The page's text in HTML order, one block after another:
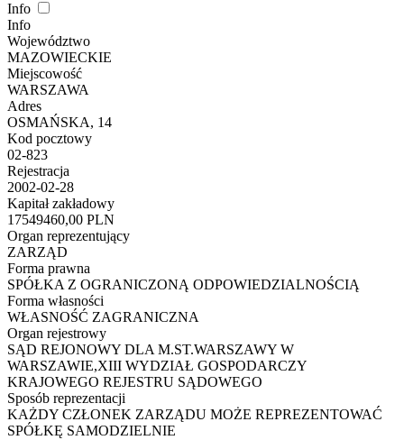
Info
Info
Województwo
MAZOWIECKIE
Miejscowość
WARSZAWA
Adres
OSMAŃSKA, 14
Kod pocztowy
02-823
Rejestracja
2002-02-28
Kapitał zakładowy
17549460,00 PLN
Organ reprezentujący
ZARZĄD
Forma prawna
SPÓŁKA Z OGRANICZONĄ ODPOWIEDZIALNOŚCIĄ
Forma własności
WŁASNOŚĆ ZAGRANICZNA
Organ rejestrowy
SĄD REJONOWY DLA M.ST.WARSZAWY W
WARSZAWIE,XIII WYDZIAŁ GOSPODARCZY
KRAJOWEGO REJESTRU SĄDOWEGO
Sposób reprezentacji
KAŻDY CZŁONEK ZARZĄDU MOŻE REPREZENTOWAĆ
SPÓŁKĘ SAMODZIELNIE